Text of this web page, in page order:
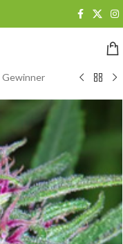
Gewinner